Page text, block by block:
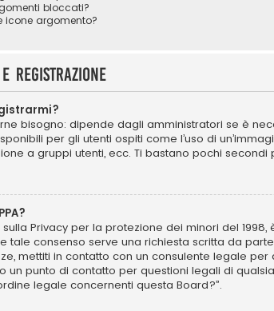
bloccati?
icone argomento?
e registrazione
bisogno: dipende dagli amministratori se è
per gli utenti ospiti come l’uso di
a gruppi utenti, ecc. Ti bastano pochi
sulla Privacy per la protezione dei minori del
tale consenso serve una richiesta scritta da
mettiti in contatto con un consulente legale
un punto di contatto per questioni legali di
legale concernenti questa Board?”.